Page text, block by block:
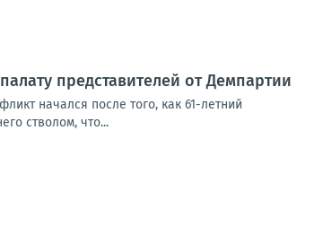
представителей от Демпартии
начался после того, как 61-летний
стволом, что...